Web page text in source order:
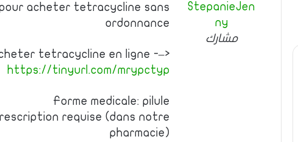
StepanieJen
ny
مشارك
acheter tetracycline sans
ordonnance
tetracycline en ligne -–>
https://tinyurl.com/mrypctyp
Forme medicale: pilule
requise (dans notre
pharmacie)